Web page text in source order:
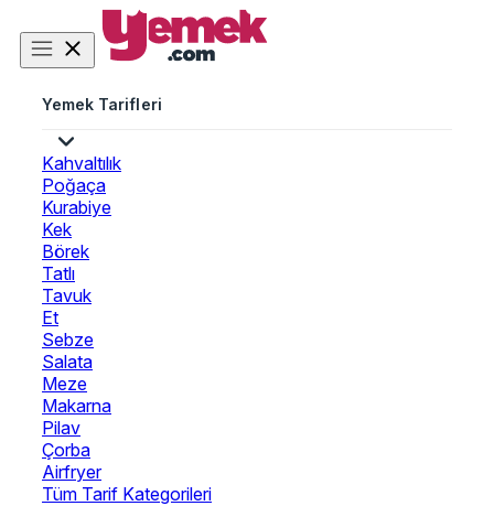
Yemek Tarifleri
Kahvaltılık
Poğaça
Kurabiye
Kek
Börek
Tatlı
Tavuk
Et
Sebze
Salata
Meze
Makarna
Pilav
Çorba
Airfryer
Tüm Tarif Kategorileri